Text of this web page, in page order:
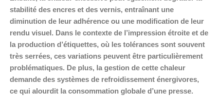
stabilité des encres et des vernis, entraînant une
diminution de leur adhérence ou une modification de leur
rendu visuel. Dans le contexte de l’impression étroite et de
la production d’étiquettes, où les tolérances sont souvent
très serrées, ces variations peuvent être particulièrement
problématiques. De plus, la gestion de cette chaleur
demande des systèmes de refroidissement énergivores,
ce qui alourdit la consommation globale d’une presse.